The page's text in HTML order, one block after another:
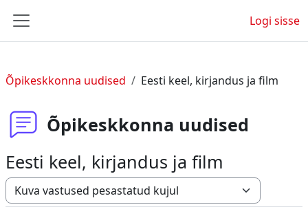
Küljepaneel
Logi sisse
Õpikeskkonna uudised Eesti keel, kirjandus ja film
Õpikeskkonna uudised
Eesti keel, kirjandus ja film
Kuvamisrežiim